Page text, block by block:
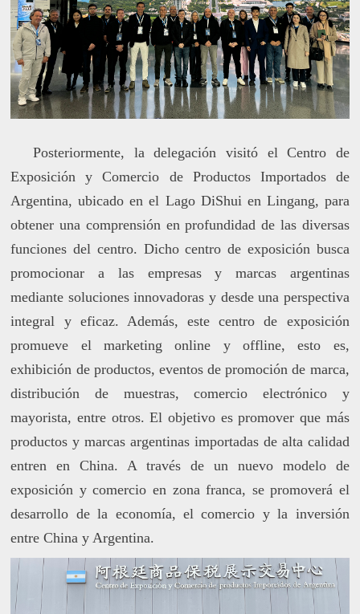
Posteriormente, la delegación visitó el Centro de
Exposición y Comercio de Productos Importados de
Argentina, ubicado en el Lago DiShui en Lingang, para
obtener una comprensión en profundidad de las diversas
funciones del centro. Dicho centro de exposición busca
promocionar a las empresas y marcas argentinas
mediante soluciones innovadoras y desde una perspectiva
integral y eficaz. Además, este centro de exposición
promueve el marketing online y offline, esto es,
exhibición de productos, eventos de promoción de marca,
distribución de muestras, comercio electrónico y
mayorista, entre otros. El objetivo es promover que más
productos y marcas argentinas importadas de alta calidad
entren en China. A través de un nuevo modelo de
exposición y comercio en zona franca, se promoverá el
desarrollo de la economía, el comercio y la inversión
entre China y Argentina.